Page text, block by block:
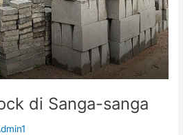
di Sanga-sanga